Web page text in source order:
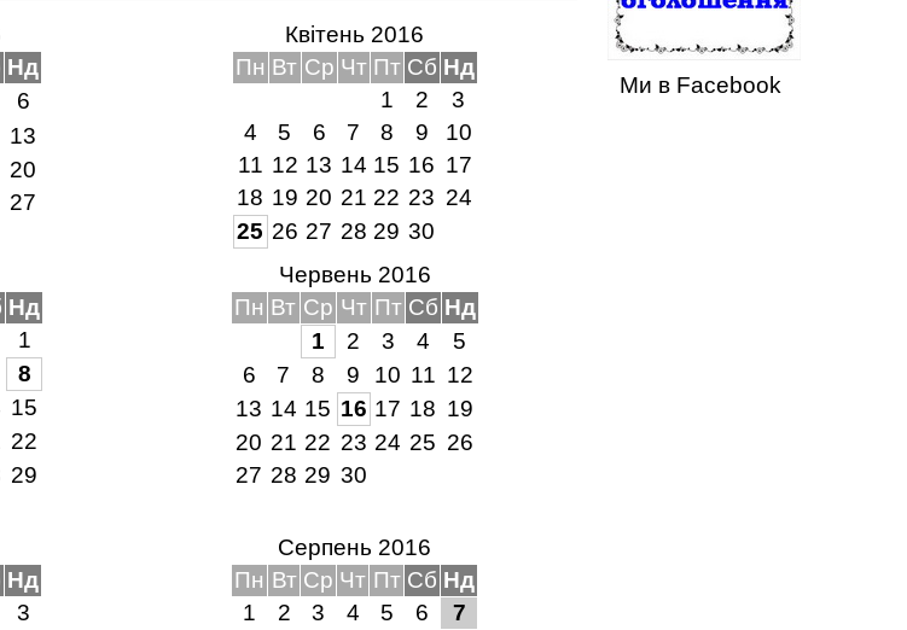
Нд
6
13
20
27
Квітень 2016
Пн Вт Ср Чт Пт Сб Нд
1
2
3
4
5 6 7 8 9
10
11 12 13 14 15 16 17
18 19 20 21 22 23 24
25 26 27 28 29 30
Нд
1
8
15
22
29
Червень 2016
Пн Вт Ср Чт Пт Сб Нд
1
2 3 4
5
6
7 8 9 10 11 12
13 14 15 16 17 18 19
20 21 22 23 24 25 26
27 28 29 30
Нд
3
Серпень 2016
Пн Вт Ср Чт Пт Сб Нд
1
2 3 4 5 6
7
Ми в Facebook